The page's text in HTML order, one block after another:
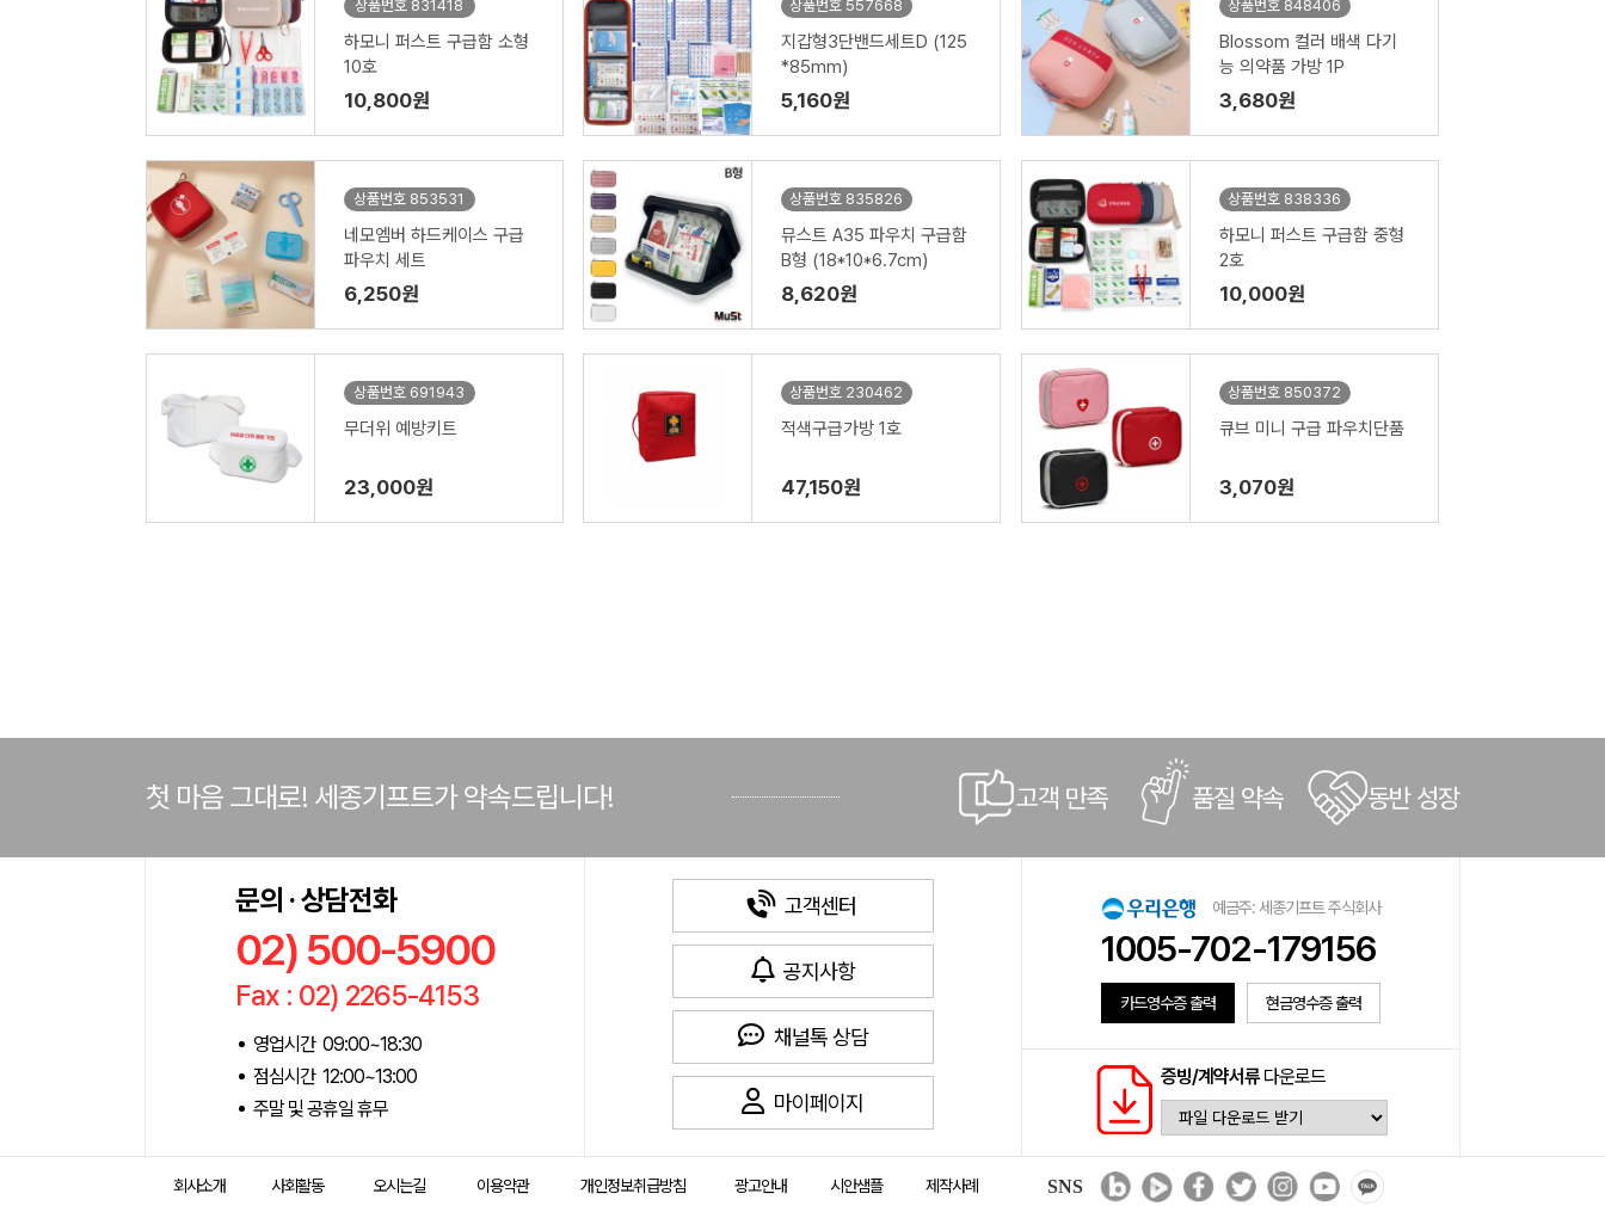
상품번호 831418
하모니 퍼스트 구급함 소형
10호
10,800원
상품번호 557668
지갑형3단밴드세트D (125
*85mm)
5,160원
상품번호 848406
Blossom 컬러 배색 다기
능 의약품 가방 1P
3,680원
상품번호 853531
네모엠버 하드케이스 구급
파우치 세트
6,250원
상품번호 835826
뮤스트 A35 파우치 구급함
B형 (18*10*6.7cm)
8,620원
상품번호 838336
하모니 퍼스트 구급함 중형
2호
10,000원
상품번호 691943
무더위 예방키트
23,000원
상품번호 230462
적색구급가방 1호
47,150원
상품번호 850372
큐브 미니 구급 파우치단품
3,070원
첫 마음 그대로! 세종기프트가 약속드립니다! 고객 만족 품질 약속 동반 성장
문의 · 상담전화
02) 500-5900
Fax : 02) 2265-4153
영업시간 09:00~18:30
점심시간 12:00~13:00
주말 및 공휴일 휴무
고객센터
공지사항
채널톡 상담
마이페이지
예금주: 세종기프트 주식회사
1005-702-179156
카드영수증 출력 현금영수증 출력
증빙/계약서류다운로드
회사소개 사회활동 오시는길 이용약관 개인정보취급방침 광고안내 시안샘플 제작사례 SNS